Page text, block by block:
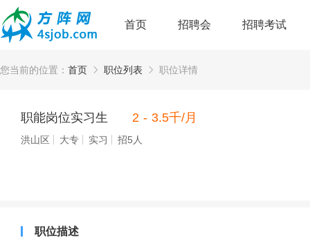
首页 招聘会 招聘考试
您当前的位置： 首页 职位列表 职位详情
职能岗位实习生 2 - 3.5千/月
洪山区 大专 实习 招5人
职位描述